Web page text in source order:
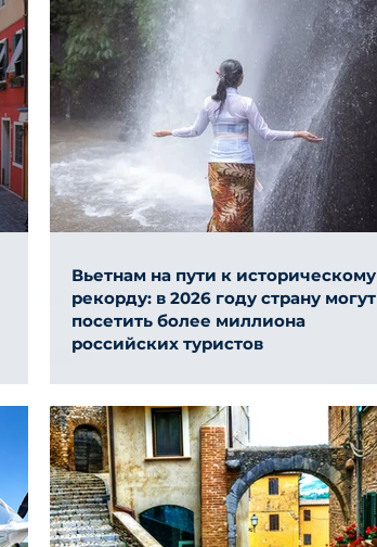
Вьетнам на пути к историческому
рекорду: в 2026 году страну могут
посетить более миллиона
российских туристов